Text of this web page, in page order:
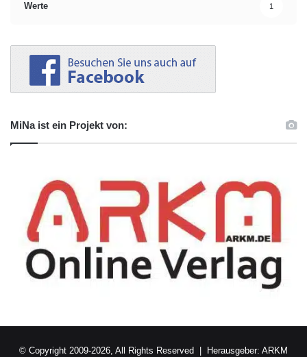
Werte 1
MiNa ist ein Projekt von:
© Copyright 2009-2026, All Rights Reserved | Herausgeber: ARKM